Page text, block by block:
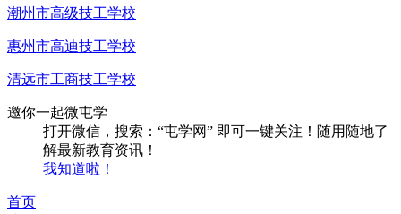
潮州市高级技工学校
惠州市高迪技工学校
清远市工商技工学校
邀你一起微屯学
打开微信，搜索：“屯学网” 即可一键关注！随用随地了
解最新教育资讯！
我知道啦！
首页